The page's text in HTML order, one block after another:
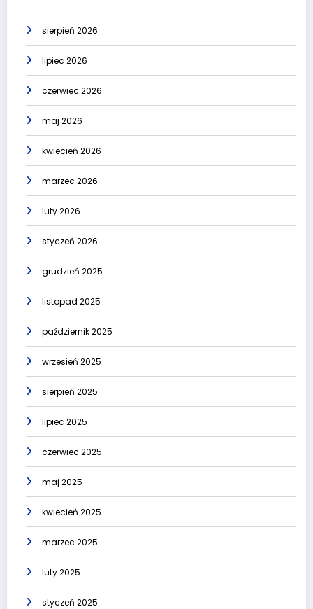
sierpień 2026
lipiec 2026
czerwiec 2026
maj 2026
kwiecień 2026
marzec 2026
luty 2026
styczeń 2026
grudzień 2025
listopad 2025
październik 2025
wrzesień 2025
sierpień 2025
lipiec 2025
czerwiec 2025
maj 2025
kwiecień 2025
marzec 2025
luty 2025
styczeń 2025